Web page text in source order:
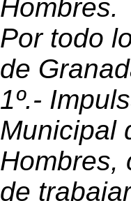
Hombres.
Por todo
de
1º.-
Municipal
Hombres,
de